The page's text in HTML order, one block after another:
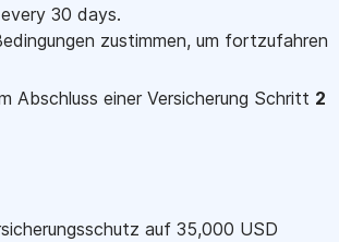
30 days.
zustimmen, um fortzufahren
Abschluss einer Versicherung Schritt 2
auf 35,000 USD